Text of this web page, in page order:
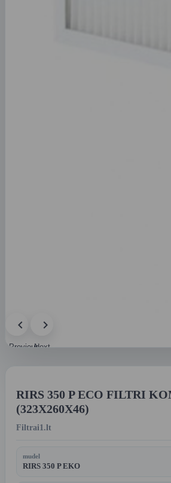
PreviousNext
RIRS 350 P ECO FILTRI
(323X260X46)
Filtrai1.lt
mudel
RIRS 350 P EKO